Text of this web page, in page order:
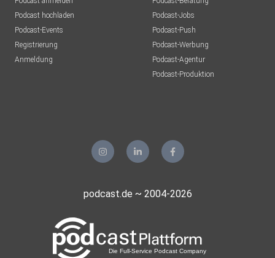
Podcast hochladen
Podcast-Events
Registrierung
Anmeldung
Podcast-Jobs
Podcast-Push
Podcast-Werbung
Podcast-Agentur
Podcast-Produktion
podcast.de ~ 2004-2026